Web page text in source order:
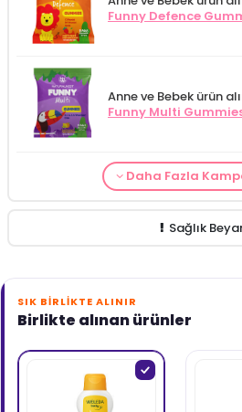
Funny Defence
Anne ve Bebek ürün
Funny Multi
From Natura
Alls Biocosmetics
Anne ve Bebek
Daha Fazla
Sağlık
SIK BIRLIKTE ALINIR
Birlikte alınan ürünler